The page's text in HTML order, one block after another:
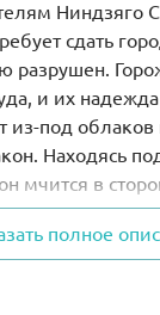
Ниндзяго
сдать
разрушен.
и их
из-под облаков
Находясь
мчится в
открывается и
заряжает
полное